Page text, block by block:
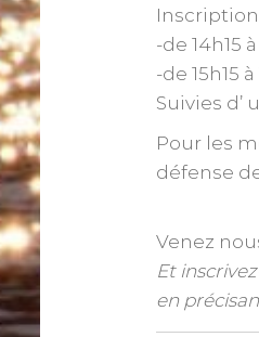
-de 14h15
-de 15h15
Suivies d’
Pour les
défense
Venez
Et
en